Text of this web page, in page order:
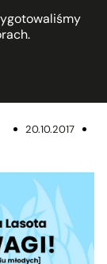
20.10.2017